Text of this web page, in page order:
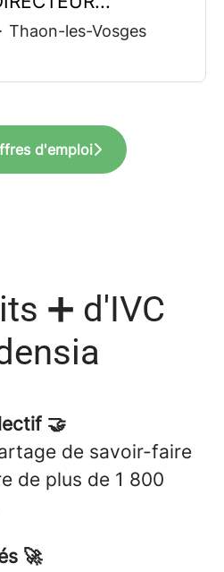
· Thaon-les-Vosges
d'emploi
➕ d'IVC
🤝
de savoir-faire
de plus de 1 800
🚀